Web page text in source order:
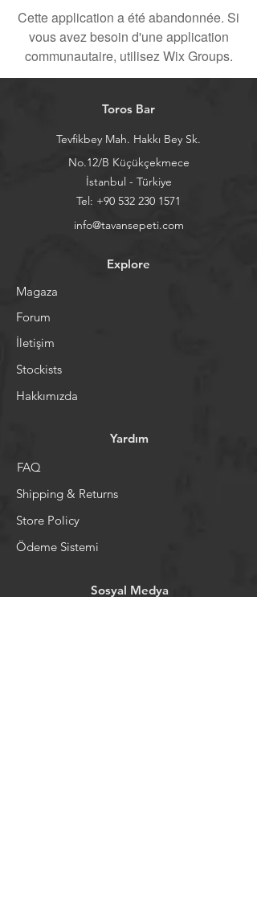
Cette application a été abandonnée. Si
vous avez besoin d'une application
communautaire, utilisez Wix Groups.
Toros Bar
Tevfikbey Mah. Hakkı Bey Sk.
No.12/B Küçükçekmece
İstanbul - Türkiye
Tel: +90 532 230 1571
info@tavansepeti.com
Explore
Magaza
Forum
İletişim
Stockists
Hakkımızda
Yardım
FAQ
Shipping & Returns
Store Policy
Ödeme Sistemi
Sosyal Medya